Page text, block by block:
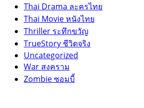
Thai Drama ละครไทย
Thai Movie หนังไทย
Thriller ระทึกขวัญ
TrueStory ชีวิตจริง
Uncategorized
War สงคราม
Zombie ซอมบี้